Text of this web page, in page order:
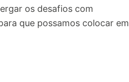
os desafios com
que possamos colocar em